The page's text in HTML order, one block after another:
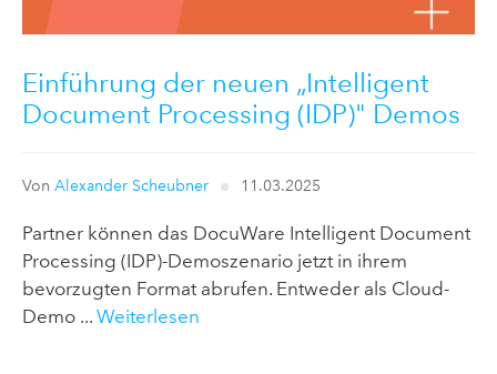
Einführung der neuen „Intelligent
Document Processing (IDP)" Demos
Von Alexander Scheubner 11.03.2025
Partner können das DocuWare Intelligent Document
Processing (IDP)-Demoszenario jetzt in ihrem
bevorzugten Format abrufen. Entweder als Cloud-
Demo ... Weiterlesen